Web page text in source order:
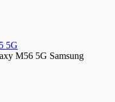
5G
M56 5G Samsung